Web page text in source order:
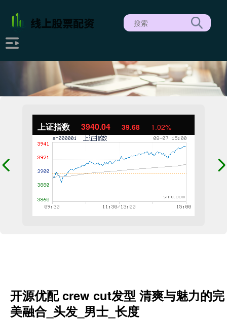
上证指数 3940.04 39.68 1.02%
开源优配 crew cut发型 清爽与魅力的完
美融合_头发_男士_长度